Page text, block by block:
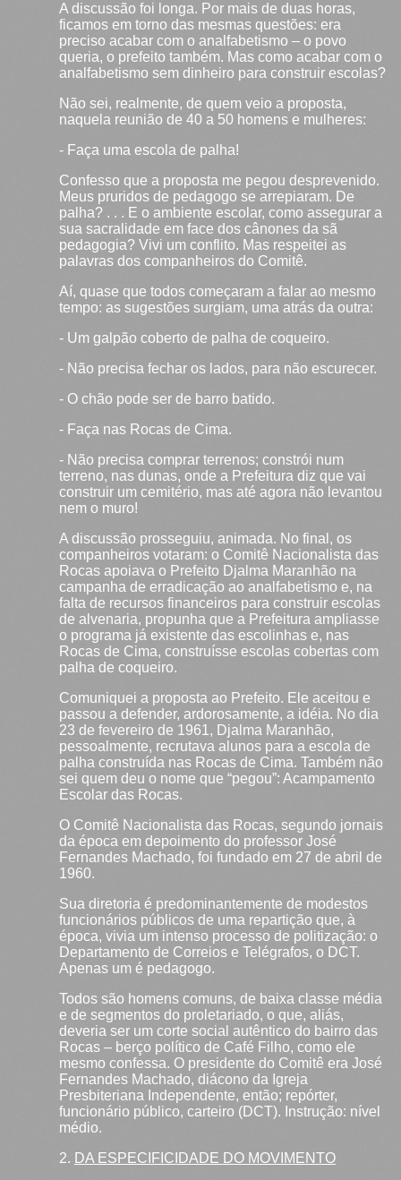
A discussão foi longa. Por mais de duas horas,
ficamos em torno das mesmas questões: era
preciso acabar com o analfabetismo – o povo
queria, o prefeito também. Mas como acabar com o
analfabetismo sem dinheiro para construir escolas?
Não sei, realmente, de quem veio a proposta,
naquela reunião de 40 a 50 homens e mulheres:
- Faça uma escola de palha!
Confesso que a proposta me pegou desprevenido.
Meus pruridos de pedagogo se arrepiaram. De
palha? . . . E o ambiente escolar, como assegurar a
sua sacralidade em face dos cânones da sã
pedagogia? Vivi um conflito. Mas respeitei as
palavras dos companheiros do Comitê.
Aí, quase que todos começaram a falar ao mesmo
tempo: as sugestões surgiam, uma atrás da outra:
- Um galpão coberto de palha de coqueiro.
- Não precisa fechar os lados, para não escurecer.
- O chão pode ser de barro batido.
- Faça nas Rocas de Cima.
- Não precisa comprar terrenos; constrói num
terreno, nas dunas, onde a Prefeitura diz que vai
construir um cemitério, mas até agora não levantou
nem o muro!
A discussão prosseguiu, animada. No final, os
companheiros votaram: o Comitê Nacionalista das
Rocas apoiava o Prefeito Djalma Maranhão na
campanha de erradicação ao analfabetismo e, na
falta de recursos financeiros para construir escolas
de alvenaria, propunha que a Prefeitura ampliasse
o programa já existente das escolinhas e, nas
Rocas de Cima, construísse escolas cobertas com
palha de coqueiro.
Comuniquei a proposta ao Prefeito. Ele aceitou e
passou a defender, ardorosamente, a idéia. No dia
23 de fevereiro de 1961, Djalma Maranhão,
pessoalmente, recrutava alunos para a escola de
palha construída nas Rocas de Cima. Também não
sei quem deu o nome que “pegou”: Acampamento
Escolar das Rocas.
O Comitê Nacionalista das Rocas, segundo jornais
da época em depoimento do professor José
Fernandes Machado, foi fundado em 27 de abril de
1960.
Sua diretoria é predominantemente de modestos
funcionários públicos de uma repartição que, à
época, vivia um intenso processo de politização: o
Departamento de Correios e Telégrafos, o DCT.
Apenas um é pedagogo.
Todos são homens comuns, de baixa classe média
e de segmentos do proletariado, o que, aliás,
deveria ser um corte social autêntico do bairro das
Rocas – berço político de Café Filho, como ele
mesmo confessa. O presidente do Comitê era José
Fernandes Machado, diácono da Igreja
Presbiteriana Independente, então; repórter,
funcionário público, carteiro (DCT). Instrução: nível
médio.
2. DA ESPECIFICIDADE DO MOVIMENTO